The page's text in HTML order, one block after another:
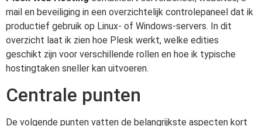
mail en beveiliging in een overzichtelijk controlepaneel dat ik
productief gebruik op Linux- of Windows-servers. In dit
overzicht laat ik zien hoe Plesk werkt, welke edities
geschikt zijn voor verschillende rollen en hoe ik typische
hostingtaken sneller kan uitvoeren.
Centrale punten
De volgende punten vatten de belangrijkste aspecten kort